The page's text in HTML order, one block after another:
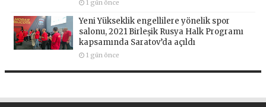
1 gün önce
Yeni Yükseklik engellilere yönelik spor
salonu, 2021 Birleşik Rusya Halk Programı
kapsamında Saratov’da açıldı
1 gün önce